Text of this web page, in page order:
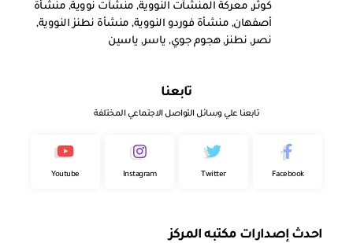
كوثر,معركة المنشآت النووية,منشآت نووية,منشأة
أصفهان,منشأة فوردو النووية,منشأة نطنز النووية,
نصر,نطنز,هجوم جوي,ياسر,ياسين
تابعنا
تابعنا علي وسائل التواصل الاجتماعي المختلفة
Facebook
Twitter
Instagram
Youtube
احدث إصدارات مكتبه المركز